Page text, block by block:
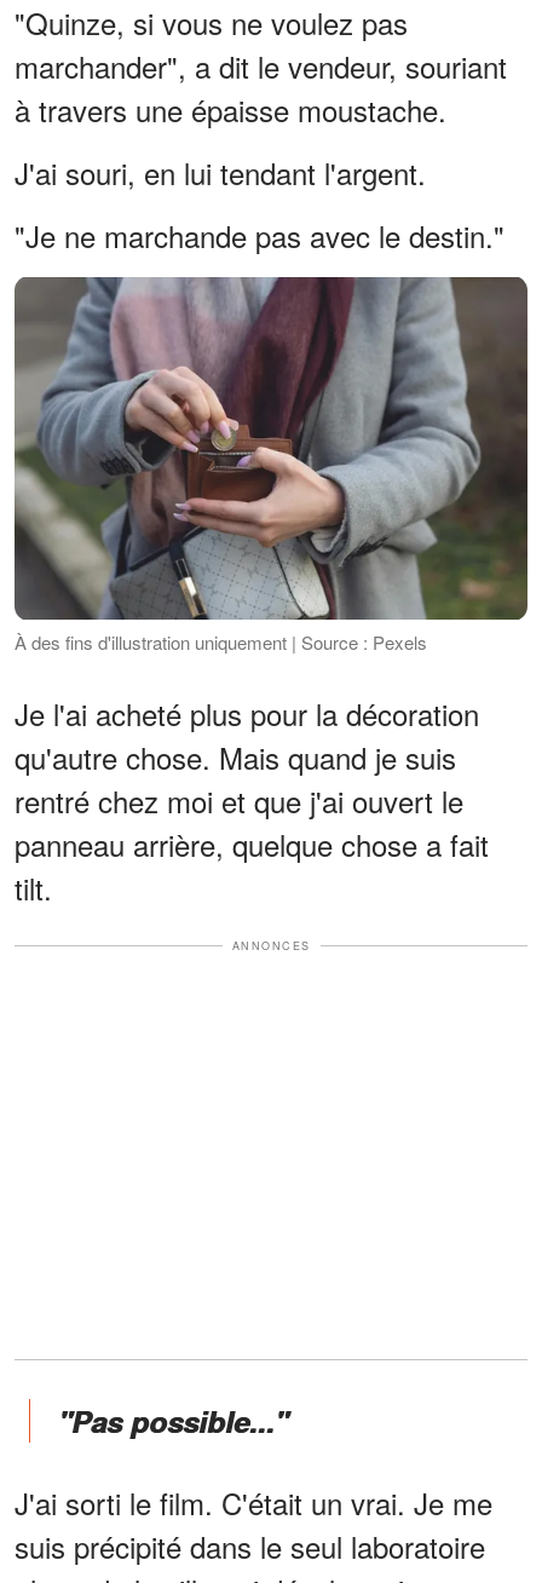
"Quinze, si vous ne voulez pas
marchander", a dit le vendeur, souriant
à travers une épaisse moustache.
J'ai souri, en lui tendant l'argent.
"Je ne marchande pas avec le destin."
À des fins d'illustration uniquement | Source : Pexels
Je l'ai acheté plus pour la décoration
qu'autre chose. Mais quand je suis
rentré chez moi et que j'ai ouvert le
panneau arrière, quelque chose a fait
tilt.
ANNONCES
"Pas possible..."
J'ai sorti le film. C'était un vrai. Je me
suis précipité dans le seul laboratoire